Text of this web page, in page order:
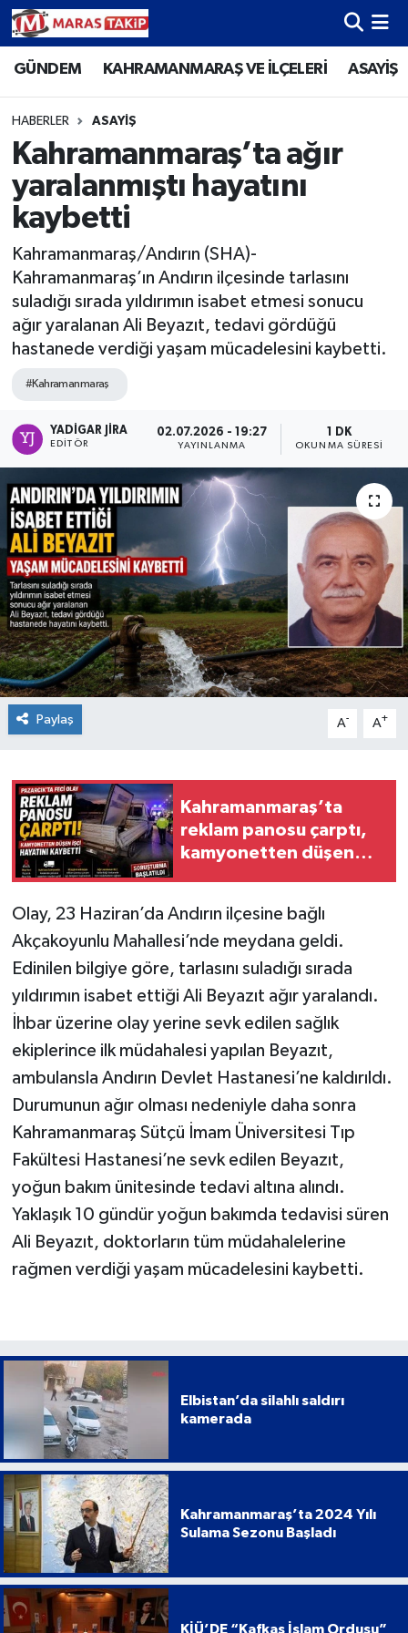
GÜNDEM KAHRAMANMARAŞ VE İLÇELERİ ASAYİŞ
HABERLER ASAYİŞ
Kahramanmaraş’ta ağır
yaralanmıştı hayatını
kaybetti
Kahramanmaraş/Andırın (SHA)-
Kahramanmaraş’ın Andırın ilçesinde tarlasını
suladığı sırada yıldırımın isabet etmesi sonucu
ağır yaralanan Ali Beyazıt, tedavi gördüğü
hastanede verdiği yaşam mücadelesini kaybetti.
#Kahramanmaraş
YADIGAR JIRA
EDITÖR
02.07.2026 - 19:27
YAYINLANMA
1 DK
OKUNMA SÜRESI
Paylaş A- A+
Kahramanmaraş’ta
reklam panosu çarptı,
kamyonetten düşen
Olay, 23 Haziran’da Andırın ilçesine bağlı
Akçakoyunlu Mahallesi’nde meydana geldi.
Edinilen bilgiye göre, tarlasını suladığı sırada
yıldırımın isabet ettiği Ali Beyazıt ağır yaralandı.
İhbar üzerine olay yerine sevk edilen sağlık
ekiplerince ilk müdahalesi yapılan Beyazıt,
ambulansla Andırın Devlet Hastanesi’ne kaldırıldı.
Durumunun ağır olması nedeniyle daha sonra
Kahramanmaraş Sütçü İmam Üniversitesi Tıp
Fakültesi Hastanesi’ne sevk edilen Beyazıt,
yoğun bakım ünitesinde tedavi altına alındı.
Yaklaşık 10 gündür yoğun bakımda tedavisi süren
Ali Beyazıt, doktorların tüm müdahalelerine
rağmen verdiği yaşam mücadelesini kaybetti.
Elbistan’da silahlı saldırı
kamerada
Kahramanmaraş’ta 2024 Yılı
Sulama Sezonu Başladı
KİÜ’DE “Kafkas İslam Ordusu”
Kahramanmaraş Nöbetçi Eczaneler
Kahramanmaraş Hava Durumu
Kahramanmaraş Namaz Vakitleri
Kahramanmaraş Trafik Yoğunluk Haritası
Süper Lig Puan Durumu ve Fikstür
Tüm Manşetler
Son Dakika Haberleri
Haber Arşivi